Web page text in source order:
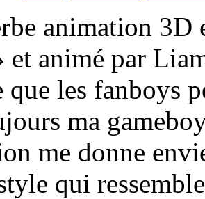
animation
et animé par
les fanboys
ma
me donne
qui